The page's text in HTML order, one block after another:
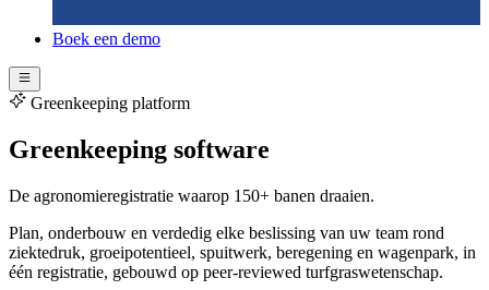
Boek een demo
Greenkeeping platform
Greenkeeping software
De agronomieregistratie waarop 150+ banen draaien.
Plan, onderbouw en verdedig elke beslissing van uw team rond
ziektedruk, groeipotentieel, spuitwerk, beregening en wagenpark, in
één registratie, gebouwd op peer-reviewed turfgraswetenschap.